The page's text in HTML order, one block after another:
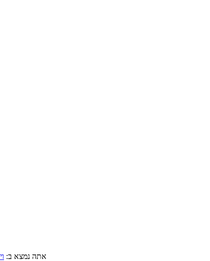
אתה נמצא ב: